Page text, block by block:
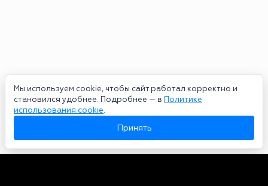
Мы используем cookie, чтобы сайт работал корректно и
становился удобнее. Подробнее — в Политике
использования cookie.
Принять